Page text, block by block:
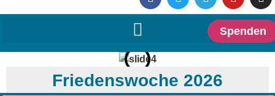
Spenden
Friedenswoche 2026